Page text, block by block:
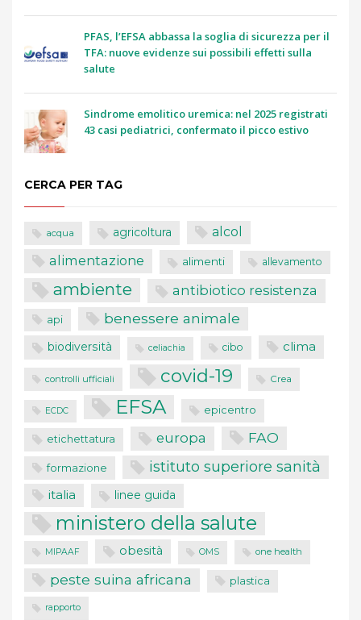
PFAS, l’EFSA abbassa la soglia di sicurezza per il
TFA: nuove evidenze sui possibili effetti sulla
salute
Sindrome emolitico uremica: nel 2025 registrati
43 casi pediatrici, confermato il picco estivo
CERCA PER TAG
acqua agricoltura alcol
alimentazione alimenti allevamento
ambiente antibiotico resistenza
api benessere animale
biodiversità celiachia cibo clima
controlli ufficiali covid-19 Crea
ECDC EFSA epicentro
etichettatura europa FAO
formazione istituto superiore sanità
italia linee guida
ministero della salute
MIPAAF obesità OMS one health
peste suina africana plastica
rapporto